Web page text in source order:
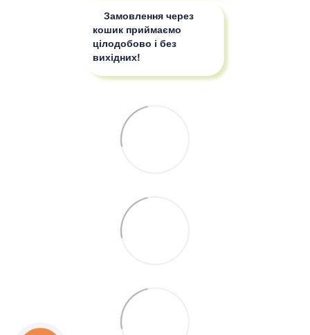
Замовлення через
кошик приймаємо
цілодобово і без
вихідних!